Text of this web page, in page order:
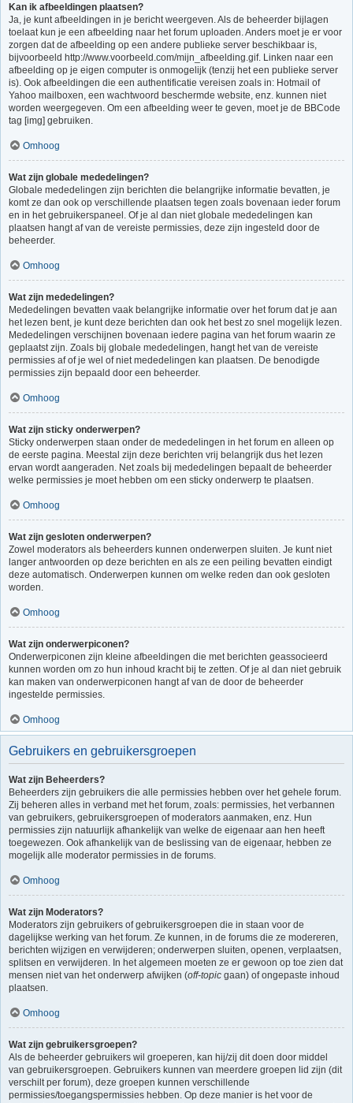
Kan ik afbeeldingen plaatsen?
Ja, je kunt afbeeldingen in je bericht weergeven. Als de beheerder bijlagen
toelaat kun je een afbeelding naar het forum uploaden. Anders moet je er voor
zorgen dat de afbeelding op een andere publieke server beschikbaar is,
bijvoorbeeld http://www.voorbeeld.com/mijn_afbeelding.gif. Linken naar een
afbeelding op je eigen computer is onmogelijk (tenzij het een publieke server
is). Ook afbeeldingen die een authentificatie vereisen zoals in: Hotmail of
Yahoo mailboxen, een wachtwoord beschermde website, enz. kunnen niet
worden weergegeven. Om een afbeelding weer te geven, moet je de BBCode
tag [img] gebruiken.
Omhoog
Wat zijn globale mededelingen?
Globale mededelingen zijn berichten die belangrijke informatie bevatten, je
komt ze dan ook op verschillende plaatsen tegen zoals bovenaan ieder forum
en in het gebruikerspaneel. Of je al dan niet globale mededelingen kan
plaatsen hangt af van de vereiste permissies, deze zijn ingesteld door de
beheerder.
Omhoog
Wat zijn mededelingen?
Mededelingen bevatten vaak belangrijke informatie over het forum dat je aan
het lezen bent, je kunt deze berichten dan ook het best zo snel mogelijk lezen.
Mededelingen verschijnen bovenaan iedere pagina van het forum waarin ze
geplaatst zijn. Zoals bij globale mededelingen, hangt het van de vereiste
permissies af of je wel of niet mededelingen kan plaatsen. De benodigde
permissies zijn bepaald door een beheerder.
Omhoog
Wat zijn sticky onderwerpen?
Sticky onderwerpen staan onder de mededelingen in het forum en alleen op
de eerste pagina. Meestal zijn deze berichten vrij belangrijk dus het lezen
ervan wordt aangeraden. Net zoals bij mededelingen bepaalt de beheerder
welke permissies je moet hebben om een sticky onderwerp te plaatsen.
Omhoog
Wat zijn gesloten onderwerpen?
Zowel moderators als beheerders kunnen onderwerpen sluiten. Je kunt niet
langer antwoorden op deze berichten en als ze een peiling bevatten eindigt
deze automatisch. Onderwerpen kunnen om welke reden dan ook gesloten
worden.
Omhoog
Wat zijn onderwerpiconen?
Onderwerpiconen zijn kleine afbeeldingen die met berichten geassocieerd
kunnen worden om zo hun inhoud kracht bij te zetten. Of je al dan niet gebruik
kan maken van onderwerpiconen hangt af van de door de beheerder
ingestelde permissies.
Omhoog
Gebruikers en gebruikersgroepen
Wat zijn Beheerders?
Beheerders zijn gebruikers die alle permissies hebben over het gehele forum.
Zij beheren alles in verband met het forum, zoals: permissies, het verbannen
van gebruikers, gebruikersgroepen of moderators aanmaken, enz. Hun
permissies zijn natuurlijk afhankelijk van welke de eigenaar aan hen heeft
toegewezen. Ook afhankelijk van de beslissing van de eigenaar, hebben ze
mogelijk alle moderator permissies in de forums.
Omhoog
Wat zijn Moderators?
Moderators zijn gebruikers of gebruikersgroepen die in staan voor de
dagelijkse werking van het forum. Ze kunnen, in de forums die ze modereren,
berichten wijzigen en verwijderen; onderwerpen sluiten, openen, verplaatsen,
splitsen en verwijderen. In het algemeen moeten ze er gewoon op toe zien dat
mensen niet van het onderwerp afwijken (off-topic gaan) of ongepaste inhoud
plaatsen.
Omhoog
Wat zijn gebruikersgroepen?
Als de beheerder gebruikers wil groeperen, kan hij/zij dit doen door middel
van gebruikersgroepen. Gebruikers kunnen van meerdere groepen lid zijn (dit
verschilt per forum), deze groepen kunnen verschillende
permissies/toegangspermissies hebben. Op deze manier is het voor de